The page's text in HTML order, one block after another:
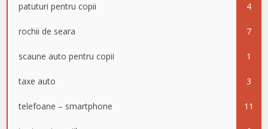
patuturi pentru copii 4
rochii de seara 7
scaune auto pentru copii 1
taxe auto 3
telefoane – smartphone 11